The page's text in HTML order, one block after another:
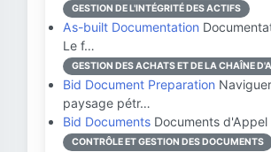
GESTION DE L'INTÉGRITÉ DES ACTIFS
As-built Documentation
Le f…
GESTION DES ACHATS ET DE LA CHAÎNE
Bid Document Preparation
paysage pétr…
Bid Documents Documents
CONTRÔLE ET GESTION DES DOCUMENTS